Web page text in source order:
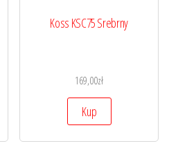
Koss KSC75 Srebrny
169,00zł
Kup